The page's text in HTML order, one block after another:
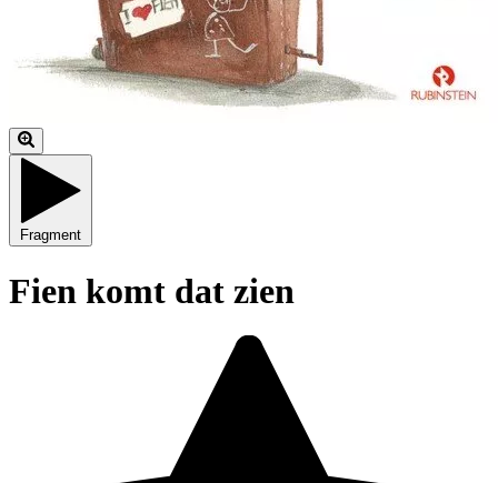
Fragment
Fien komt dat zien